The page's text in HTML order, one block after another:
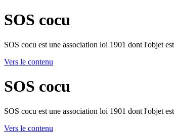
SOS cocu
SOS cocu est une association loi 1901 dont l'objet
Vers le contenu
SOS cocu
SOS cocu est une association loi 1901 dont l'objet
Vers le contenu